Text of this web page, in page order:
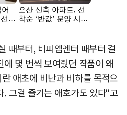
때부터, 비피엠엔터 때부터 걸
에 몇 번씩 보여줬던 작품이 왜
애초에 비난과 비하를 목적으
. 그걸 즐기는 애호가도 있다"고